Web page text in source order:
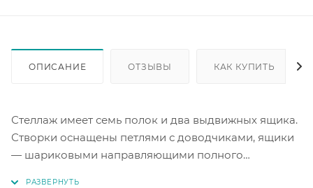
ОПИСАНИЕ ОТЗЫВЫ КАК КУПИТЬ
Стеллаж имеет семь полок и два выдвижных ящика.
Створки оснащены петлями с доводчиками, ящики
— шариковыми направляющими полного